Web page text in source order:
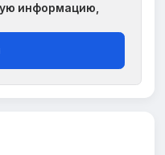
информацию,